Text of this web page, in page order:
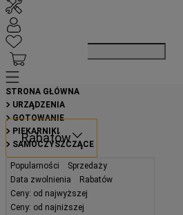
Szukaj
STRONA GŁÓWNA
URZĄDZENIA
GOTOWANIE
PIEKARNIKI
SAMOCZYSZCZĄCE
Rabatów
Popularności
Sprzedaży
Data zwolnienia
Rabatów
Ceny: od najwyższej
Ceny: od najniższej